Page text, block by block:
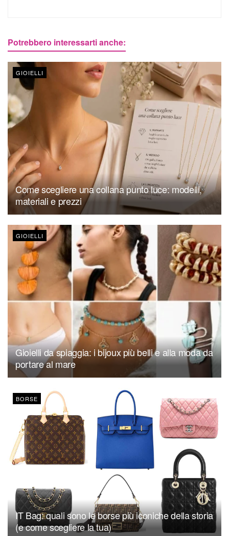
Potrebbero interessarti anche:
GIOIELLI
Come scegliere una collana punto luce: modelli,
materiali e prezzi
GIOIELLI
Gioielli da spiaggia: i bijoux più belli e alla moda da
portare al mare
BORSE
IT Bag: quali sono le borse più iconiche della storia
(e come scegliere la tua)